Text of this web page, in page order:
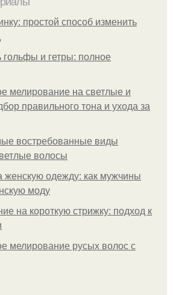
простой способ изменить
гольфы и гетры: полное
мелирование на светлые и
правильного тона и ухода за
востребованные виды
волосы
женскую одежду: как мужчины
моду
на короткую стрижку: подход к
мелирование русых волос с